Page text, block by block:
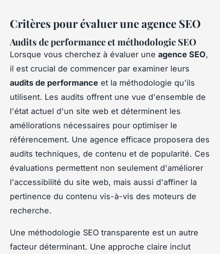
Critères pour évaluer une agence SEO
Audits de performance et méthodologie SEO
Lorsque vous cherchez à évaluer une agence SEO,
il est crucial de commencer par examiner leurs
audits de performance et la méthodologie qu'ils
utilisent. Les audits offrent une vue d'ensemble de
l'état actuel d'un site web et déterminent les
améliorations nécessaires pour optimiser le
référencement. Une agence efficace proposera des
audits techniques, de contenu et de popularité. Ces
évaluations permettent non seulement d'améliorer
l'accessibilité du site web, mais aussi d'affiner la
pertinence du contenu vis-à-vis des moteurs de
recherche.
Une méthodologie SEO transparente est un autre
facteur déterminant. Une approche claire inclut